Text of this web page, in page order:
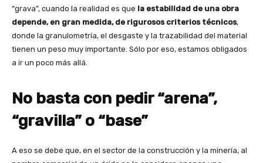
“grava”, cuando la realidad es que la estabilidad de una obra
depende, en gran medida, de rigurosos criterios técnicos,
donde la granulometría, el desgaste y la trazabilidad del material
tienen un peso muy importante. Sólo por eso, estamos obligados
a ir un poco más allá.
No basta con pedir “arena”,
“gravilla” o “base”
A eso se debe que, en el sector de la construcción y la minería, al